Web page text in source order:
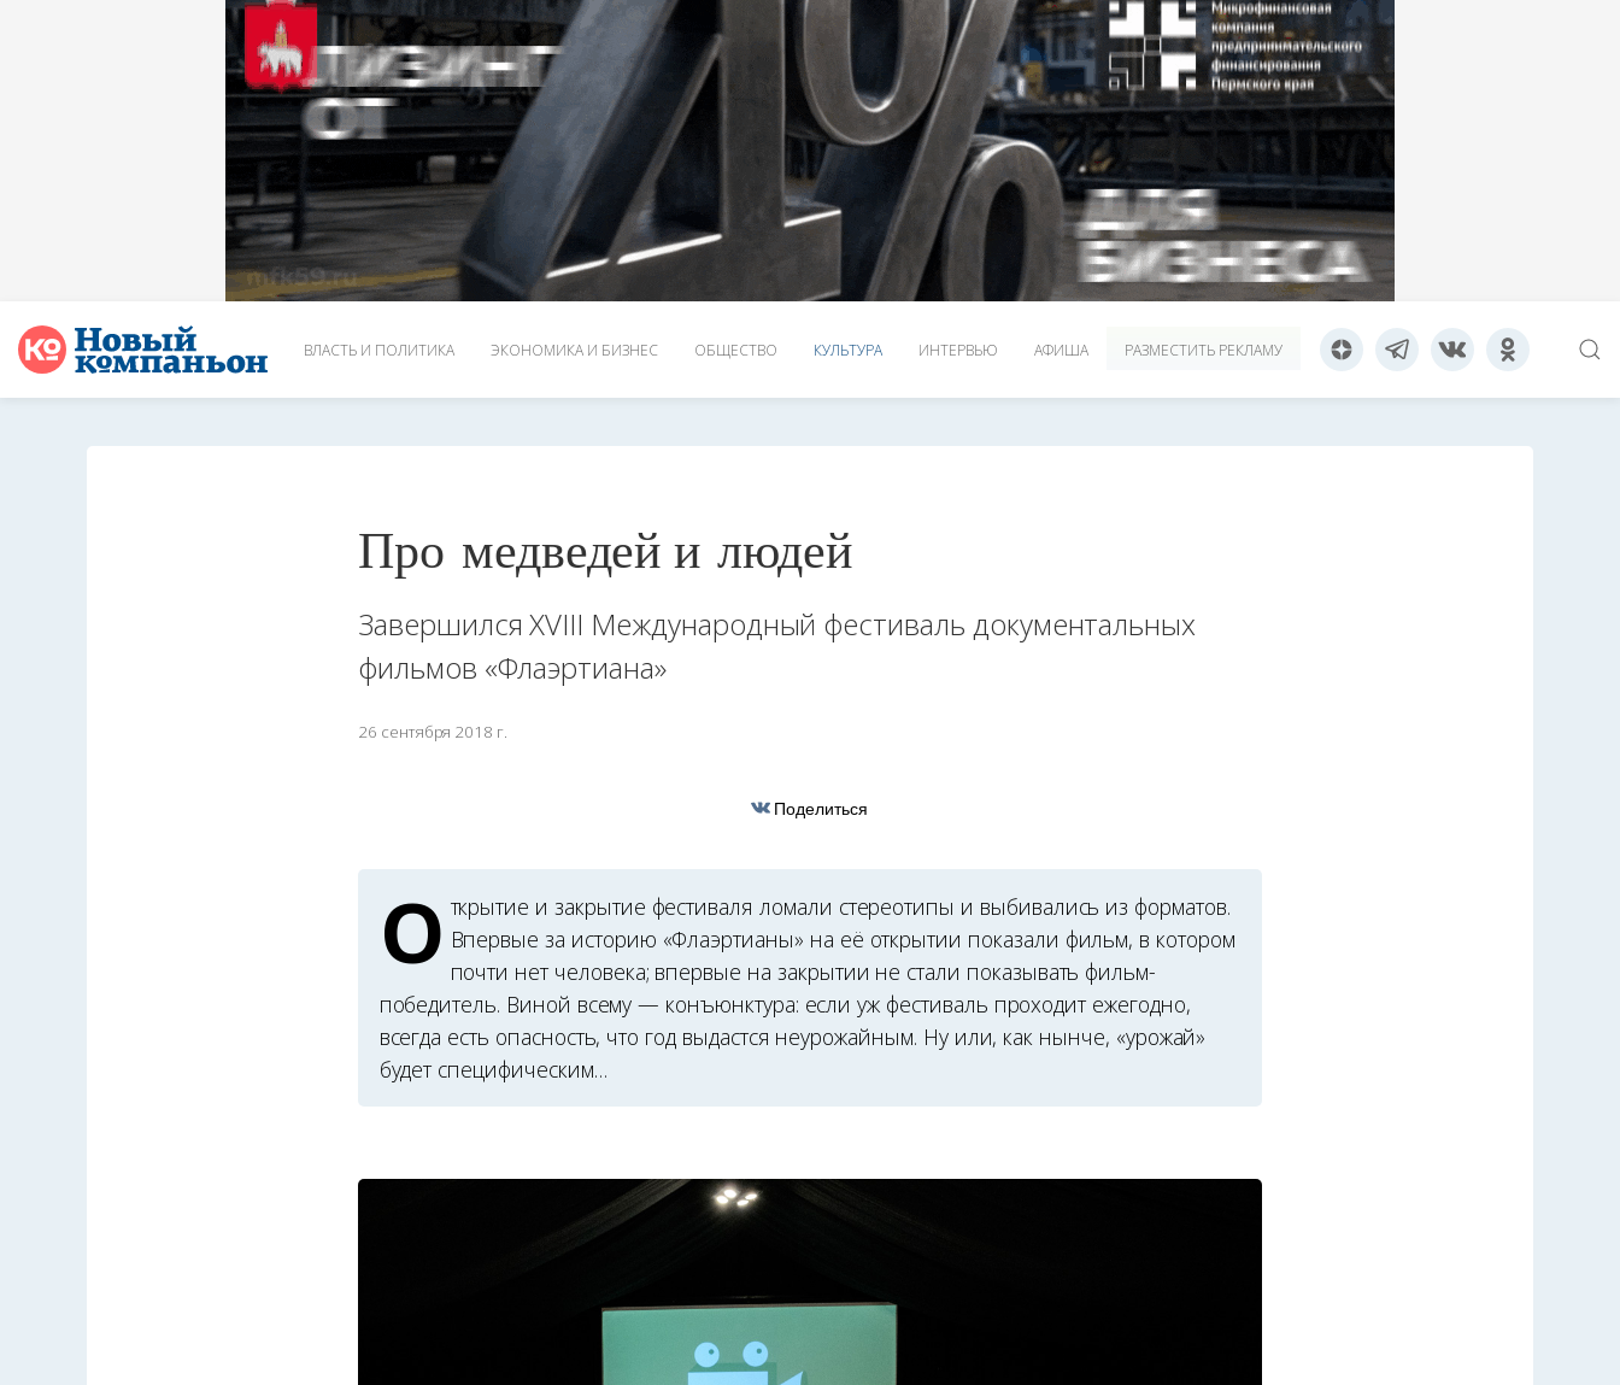
ВЛАСТЬ И ПОЛИТИКА ЭКОНОМИКА И БИЗНЕС ОБЩЕСТВО КУЛЬТУРА ИНТЕРВЬЮ АФИША РАЗМЕСТИТЬ РЕКЛАМУ
Про медведей и людей
Завершился XVIII Международный фестиваль документальных
фильмов «Флаэртиана»
26 сентября 2018 г.
Поделиться
О ткрытие и закрытие фестиваля ломали стереотипы и выбивались из форматов.
Впервые за историю «Флаэр­тианы» на её открытии показали фильм, в котором
почти нет человека; впервые на закрытии не стали показывать фильм-
победитель. Виной всему — конъюнктура: если уж фестиваль проходит ежегодно,
всегда есть опасность, что год выдастся неурожайным. Ну или, как нынче, «урожай»
будет специ­фическим…